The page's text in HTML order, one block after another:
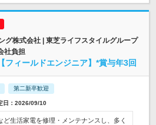
グ株式会社 | 東芝ライフスタイルグループ
社負担
フィールドエンジニア】*賞与年3回
第二新卒歓迎
日：2026/09/10
ど生活家電を修理・メンテナンスし、多く